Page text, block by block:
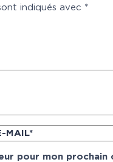
indiqués avec *
pour mon prochain